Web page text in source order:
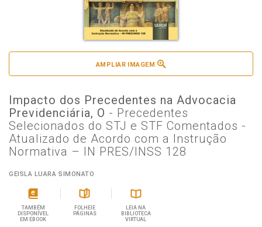
AMPLIAR IMAGEM
Impacto dos Precedentes na Advocacia
Previdenciária, O - Precedentes
Selecionados do STJ e STF Comentados -
Atualizado de Acordo com a Instrução
Normativa – IN PRES/INSS 128
GEISLA LUARA SIMONATO
TAMBÉM
DISPONÍVEL
EM EBOOK
FOLHEIE
PÁGINAS
LEIA NA
BIBLIOTECA
VIRTUAL